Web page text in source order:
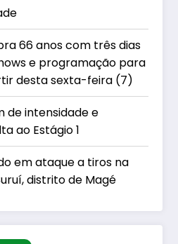
66 anos com três dias
e programação para
desta sexta-feira (7)
de intensidade e
ao Estágio 1
em ataque a tiros na
distrito de Magé